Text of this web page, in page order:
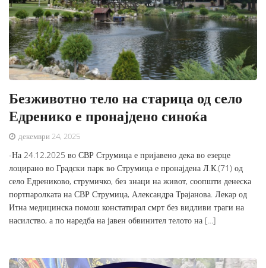
Безживотно тело на старица од село
Едренико е пронајдено синоќа
декември 24, 2025
-На 24.12.2025 во СВР Струмица е пријавено дека во езерце
лоцирано во Градски парк во Струмица е пронајдена Л.К.(71) од
село Едрениково, струмичко, без знаци на живот, соопшти денеска
портпаролката на СВР Струмица, Александра Трајанова. Лекар од
Итна медицинска помош констатирал смрт без видливи траги на
насилство, а по наредба на јавен обвинител телото на […]